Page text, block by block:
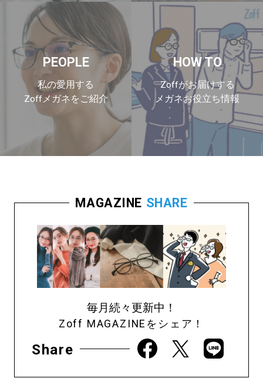
PEOPLE
私の愛用する
Zoffメガネをご紹介
HOW TO
Zoffがお届けする
メガネお役立ち情報
MAGAZINE SHARE
毎月続々更新中！
Zoff MAGAZINEをシェア！
Share